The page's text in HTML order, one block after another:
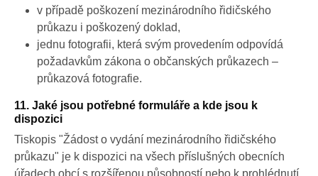
v případě poškození mezinárodního řidičského
průkazu i poškozený doklad,
jednu fotografii, která svým provedením odpovídá
požadavkům zákona o občanských průkazech –
průkazová fotografie.
11. Jaké jsou potřebné formuláře a kde jsou k
dispozici
Tiskopis "Žádost o vydání mezinárodního řidičského
průkazu" je k dispozici na všech příslušných obecních
úřadech obcí s rozšířenou působností nebo k prohlédnutí